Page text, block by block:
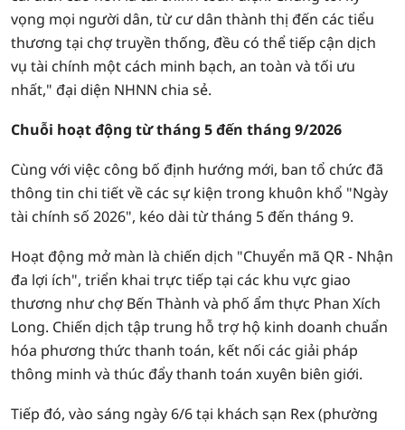
vọng mọi người dân, từ cư dân thành thị đến các tiểu
thương tại chợ truyền thống, đều có thể tiếp cận dịch
vụ tài chính một cách minh bạch, an toàn và tối ưu
nhất," đại diện NHNN chia sẻ.
Chuỗi hoạt động từ tháng 5 đến tháng 9/2026
Cùng với việc công bố định hướng mới, ban tổ chức đã
thông tin chi tiết về các sự kiện trong khuôn khổ "Ngày
tài chính số 2026", kéo dài từ tháng 5 đến tháng 9.
Hoạt động mở màn là chiến dịch "Chuyển mã QR - Nhận
đa lợi ích", triển khai trực tiếp tại các khu vực giao
thương như chợ Bến Thành và phố ẩm thực Phan Xích
Long. Chiến dịch tập trung hỗ trợ hộ kinh doanh chuẩn
hóa phương thức thanh toán, kết nối các giải pháp
thông minh và thúc đẩy thanh toán xuyên biên giới.
Tiếp đó, vào sáng ngày 6/6 tại khách sạn Rex (phường